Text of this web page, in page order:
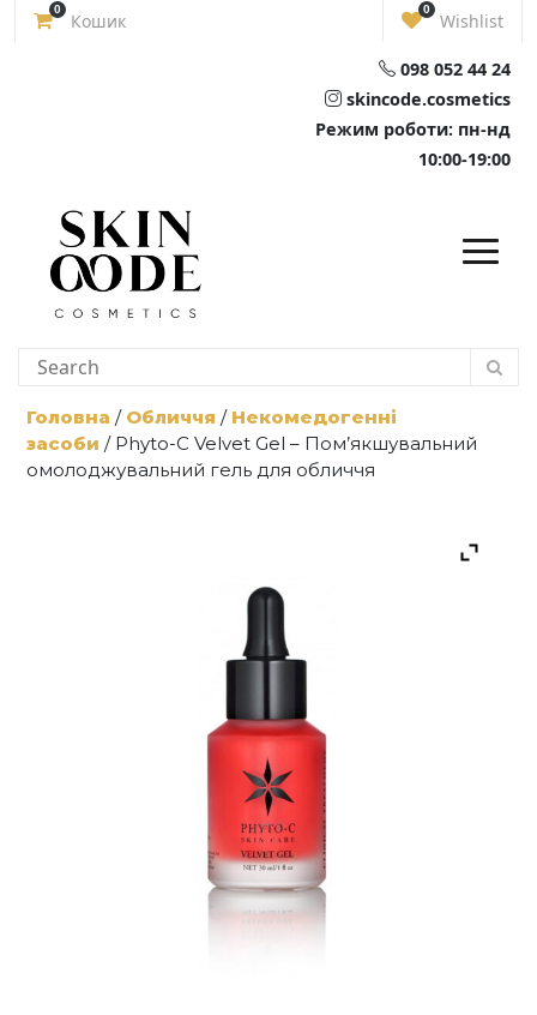
Skip
0
Кошик
0
Wishlist
098 052 44 24
skincode.cosmetics
Режим роботи: пн-нд
10:00-19:00
Головна / Обличчя / Некомедогенні
засоби / Phyto-C Velvet Gel – Пом’якшувальний
омолоджувальний гель для обличчя